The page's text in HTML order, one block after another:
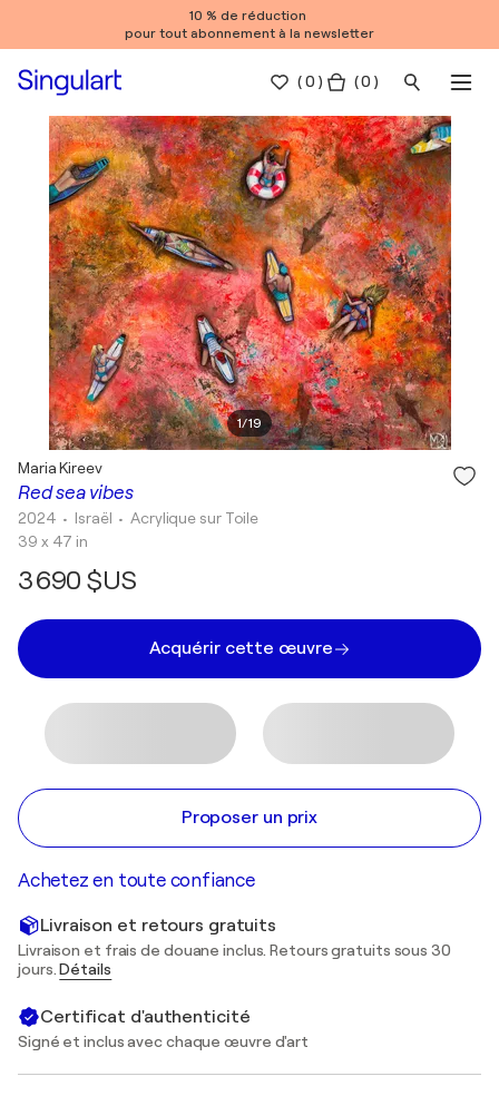
10 % de réduction
pour tout abonnement à la newsletter
(0 ) ( 0 )
1/19
Red sea vibes
Maria Kireev
2024 • Israël •Acrylique sur Toile
39 x 47 in
3 690 $US
Acquérir cette œuvre
Proposer un prix
Achetez en toute confiance
Livraison et retours gratuits
Livraison et frais de douane inclus. Retours gratuits sous 30
jours.Détails
Certificat d'authenticité
Signé et inclus avec chaque œuvre d'art